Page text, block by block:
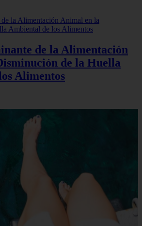
de la Alimentación
de la Huella
Alimentos